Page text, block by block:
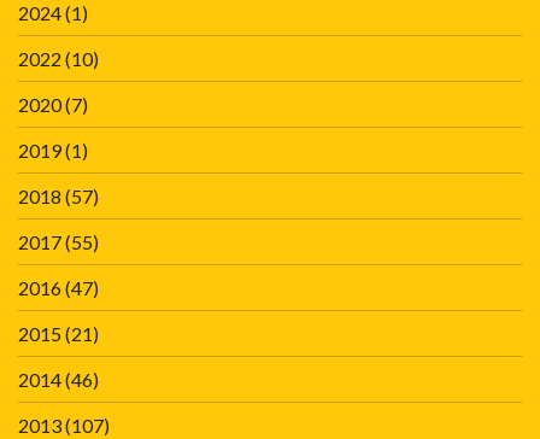
2024(1)
2022 (10)
2020(7)
2019(1)
2018 (57)
2017(55)
2016(47)
2015(21)
2014(46)
2013(107)